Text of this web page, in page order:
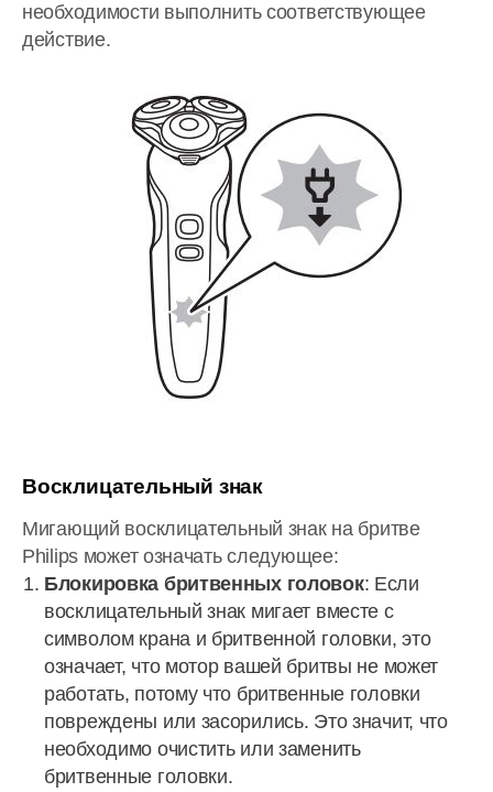
необходимости выполнить соответствующее
действие.
Восклицательный знак
Мигающий восклицательный знак на бритве
Philips может означать следующее:
Блокировка бритвенных головок: Если
восклицательный знак мигает вместе с
символом крана и бритвенной головки, это
означает, что мотор вашей бритвы не может
работать, потому что бритвенные головки
повреждены или засорились. Это значит, что
необходимо очистить или заменить
бритвенные головки.